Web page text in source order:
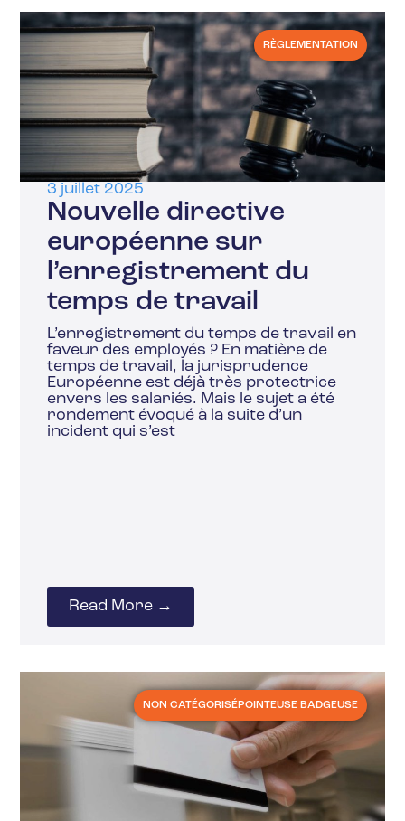
RÈGLEMENTATION
3 juillet 2025
Nouvelle directive
européenne sur
l’enregistrement du
temps de travail
L’enregistrement du temps de travail en
faveur des employés ? En matière de
temps de travail, la jurisprudence
Européenne est déjà très protectrice
envers les salariés. Mais le sujet a été
rondement évoqué à la suite d’un
incident qui s’est
Read More →
NON CATÉGORISÉPOINTEUSE BADGEUSE